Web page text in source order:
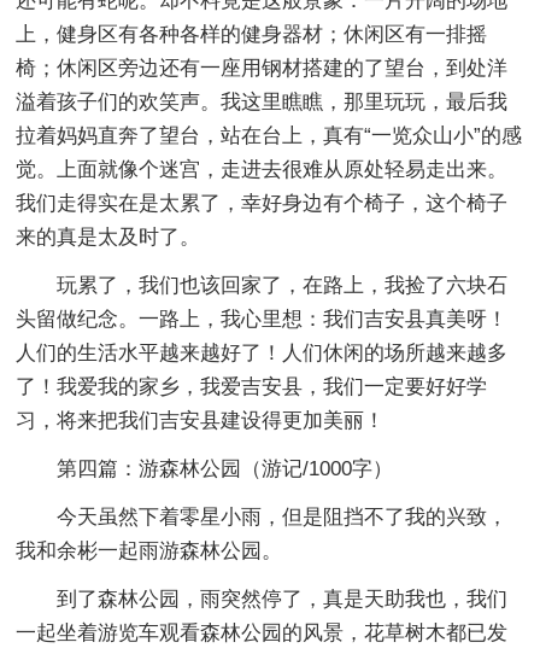
上，健身区有各种各样的健身器材；休闲区有一排摇
椅；休闲区旁边还有一座用钢材搭建的了望台，到处洋
溢着孩子们的欢笑声。我这里瞧瞧，那里玩玩，最后我
拉着妈妈直奔了望台，站在台上，真有“一览众山小”的感
觉。上面就像个迷宫，走进去很难从原处轻易走出来。
我们走得实在是太累了，幸好身边有个椅子，这个椅子
来的真是太及时了。
玩累了，我们也该回家了，在路上，我捡了六块石
头留做纪念。一路上，我心里想：我们吉安县真美呀！
人们的生活水平越来越好了！人们休闲的场所越来越多
了！我爱我的家乡，我爱吉安县，我们一定要好好学
习，将来把我们吉安县建设得更加美丽！
第四篇：游森林公园 （游记/1000字）
今天虽然下着零星小雨，但是阻挡不了我的兴致，
我和余彬一起雨游森林公园。
到了森林公园，雨突然停了，真是天助我也，我们
一起坐着游览车观看森林公园的风景，花草树木都已发